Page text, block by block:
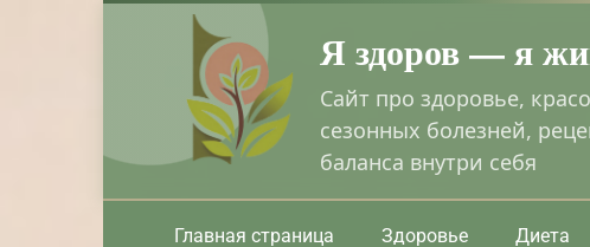
Я здоров — я
Сайт про здоровье,
сезонных болезней,
баланса внутри себя
Главная страница Здоровье Диета